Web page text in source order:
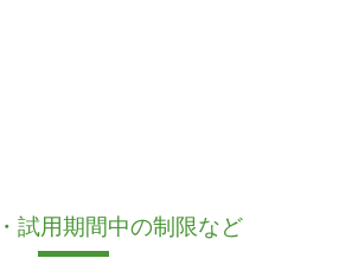
試用期間中の制限など